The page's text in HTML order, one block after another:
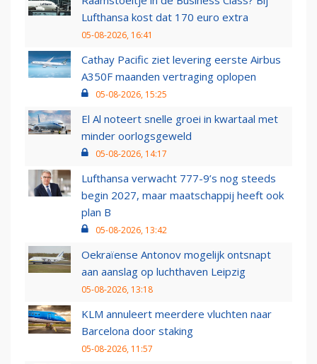
Lufthansa kost dat 170 euro extra
05-08-2026, 16:41
Cathay Pacific ziet levering eerste Airbus
A350F maanden vertraging oplopen
05-08-2026, 15:25
El Al noteert snelle groei in kwartaal met
minder oorlogsgeweld
05-08-2026, 14:17
Lufthansa verwacht 777-9’s nog steeds
begin 2027, maar maatschappij heeft ook
plan B
05-08-2026, 13:42
Oekraïense Antonov mogelijk ontsnapt
aan aanslag op luchthaven Leipzig
05-08-2026, 13:18
KLM annuleert meerdere vluchten naar
Barcelona door staking
05-08-2026, 11:57